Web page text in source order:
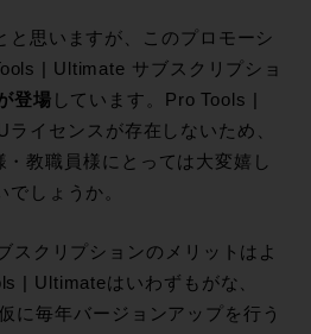
と思いますが、このプロモーシ
| Ultimate サブスクリプショ
登場 しています。Pro Tools |
イセンスが存在しないため、
教職員様にとっては大変嬉し
しょうか。
スクリプションのメリットはよ
| Ultimateはいわずもがな、
に毎年バージョンアップを行う